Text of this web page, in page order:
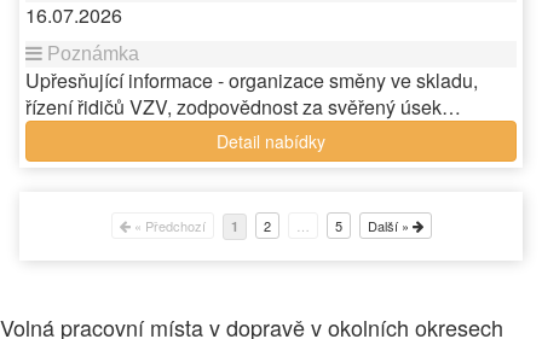
16.07.2026
Upřesňující informace - organizace směny ve skladu,
řízení řidičů VZV, zodpovědnost za svěřený úsek…
Detail nabídky
« Předchozí 1 2 5 Další »
Volná pracovní místa v dopravě v okolních okresech